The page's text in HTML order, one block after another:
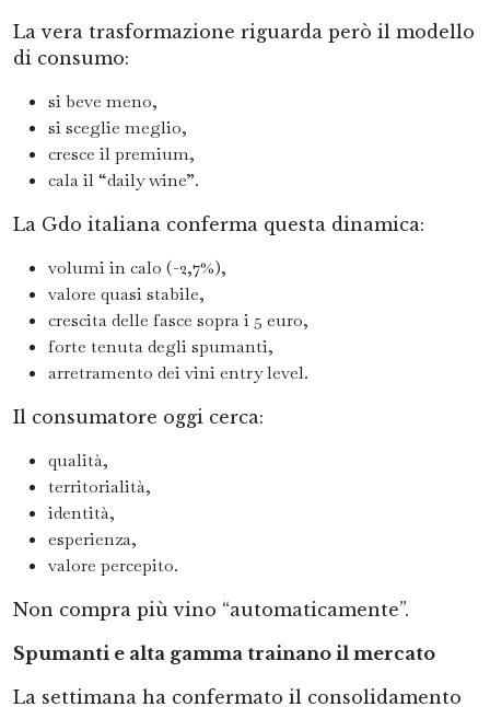
La vera trasformazione riguarda però il modello
di consumo:
si beve meno,
si sceglie meglio,
cresce il premium,
cala il “daily wine”.
La Gdo italiana conferma questa dinamica:
volumi in calo (-2,7%),
valore quasi stabile,
crescita delle fasce sopra i 5 euro,
forte tenuta degli spumanti,
arretramento dei vini entry level.
Il consumatore oggi cerca:
qualità,
territorialità,
identità,
esperienza,
valore percepito.
Non compra più vino “automaticamente”.
Spumanti e alta gamma trainano il mercato
La settimana ha confermato il consolidamento